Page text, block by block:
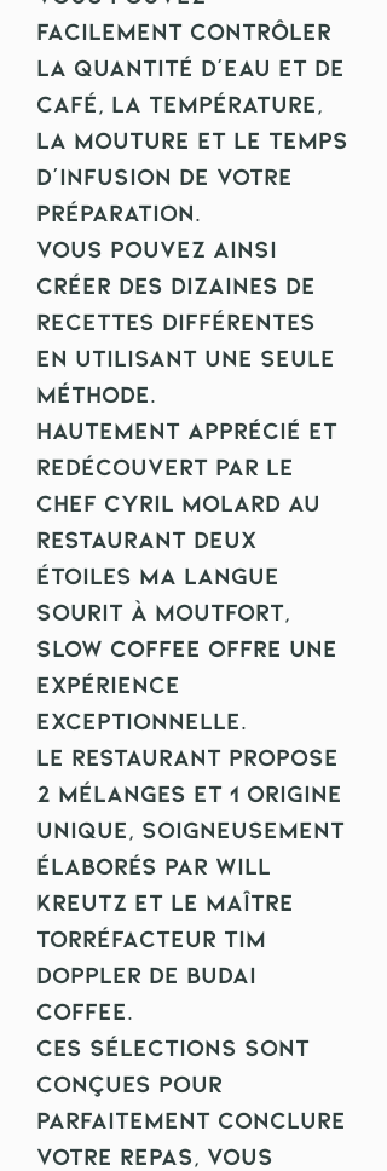
facilement contrôler
la quantité d'eau et de
café, la température,
la mouture et le temps
d'infusion de votre
préparation.
Vous pouvez ainsi
créer des dizaines de
recettes différentes
en utilisant une seule
méthode.
Hautement apprécié et
redécouvert par le
Chef Cyril Molard au
restaurant deux
étoiles Ma Langue
Sourit à Moutfort,
Slow Coffee offre une
expérience
exceptionnelle.
Le restaurant propose
2 mélanges et 1 origine
unique, soigneusement
élaborés par Will
Kreutz et le maître
torréfacteur Tim
Doppler de Budai
Coffee.
Ces sélections sont
conçues pour
parfaitement conclure
votre repas, vous